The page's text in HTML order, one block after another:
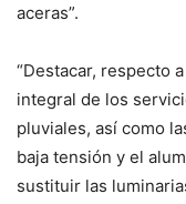
aceras”.
“Destacar, respecto
integral de los
pluviales, así como
baja tensión y el
sustituir las